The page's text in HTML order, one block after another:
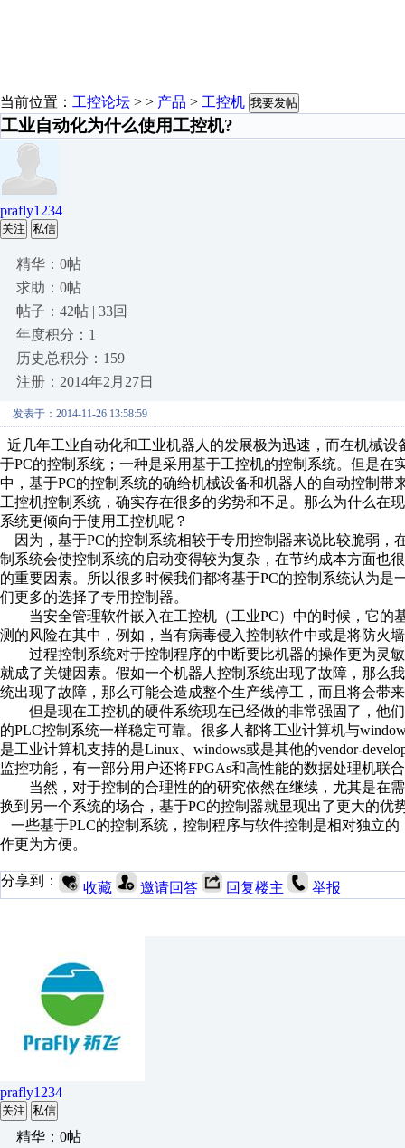
当前位置： 工控论坛 > > 产品 > 工控机 我要发帖
工业自动化为什么使用工控机?
prafly1234
关注 私信
精华：0帖
求助：0帖
帖子：42帖 | 33回
年度积分：1
历史总积分：159
注册：2014年2月27日
发表于：2014-11-26 13:58:59
近几年工业自动化和工业机器人的发展极为迅速，而在机械
于PC的控制系统；一种是采用基于工控机的控制系统。但是
中，基于PC的控制系统的确给机械设备和机器人的自动控制
工控机控制系统，确实存在很多的劣势和不足。那么为什么在
系统更倾向于使用工控机呢？
因为，基于PC的控制系统相较于专用控制器来说比较脆弱，
制系统会使控制系统的启动变得较为复杂，在节约成本方面也
的重要因素。所以很多时候我们都将基于PC的控制系统认为
们更多的选择了专用控制器。
当安全管理软件嵌入在工控机（工业PC）中的时候，它的
测的风险在其中，例如，当有病毒侵入控制软件中或是将防火
过程控制系统对于控制程序的中断要比机器的操作更为灵
就成了关键因素。假如一个机器人控制系统出现了故障，那么
统出现了故障，那么可能会造成整个生产线停工，而且将会带
但是现在工控机的硬件系统现在已经做的非常强固了，他
的PLC控制系统一样稳定可靠。很多人都将工业计算机与
是工业计算机支持的是Linux、windows或是其他的vendor-
监控功能，有一部分用户还将FPGAs和高性能的数据处理机联
当然，对于控制的合理性的的研究依然在继续，尤其是在
换到另一个系统的场合，基于PC的控制器就显现出了更大的优
一些基于PLC的控制系统，控制程序与软件控制是相对独立
作更为方便。
分享到： 收藏 邀请回答 回复楼主 举报
prafly1234
关注 私信
精华：0帖